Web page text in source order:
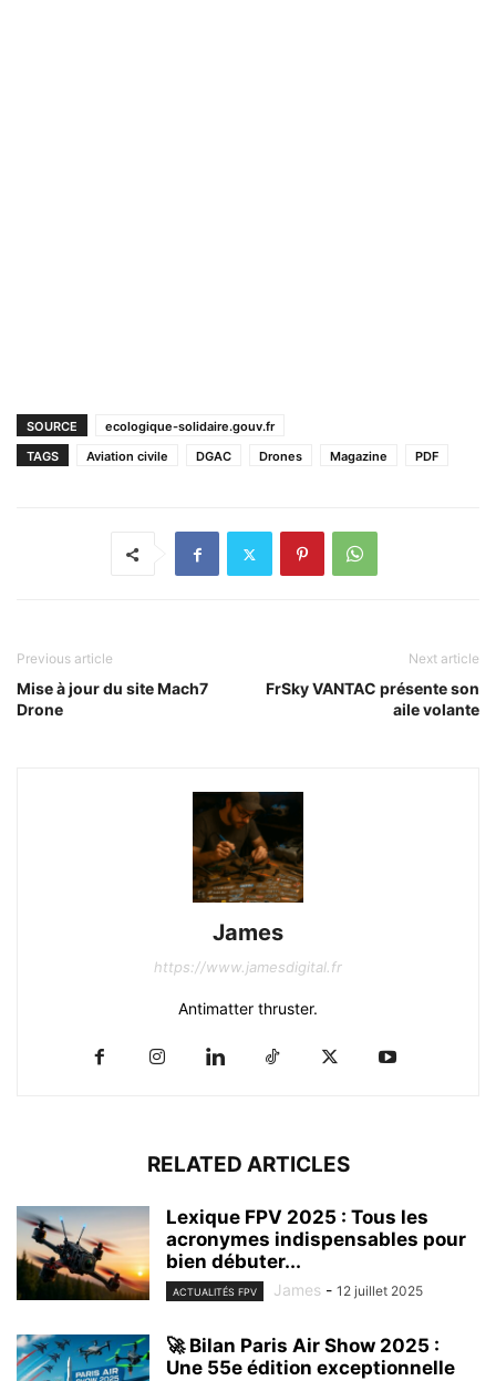
SOURCE
ecologique-solidaire.gouv.fr
TAGS
Aviation civile DGAC Drones Magazine PDF
Previous article
Mise à jour du site Mach7
Drone
Next article
FrSky VANTAC présente son
aile volante
James
https://www.jamesdigital.fr
Antimatter thruster.
RELATED ARTICLES
Lexique FPV 2025 : Tous les
acronymes indispensables pour
bien débuter...
ACTUALITÉS FPV James - 12 juillet 2025
🚀 Bilan Paris Air Show 2025 :
Une 55e édition exceptionnelle